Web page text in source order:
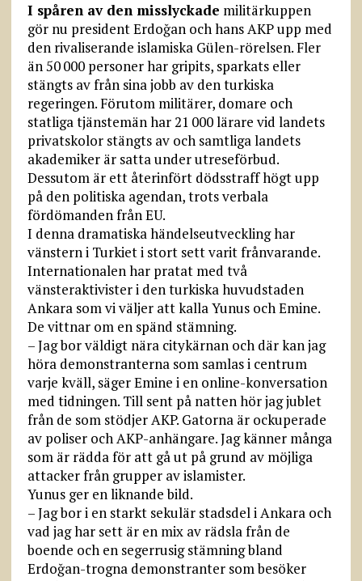
I spåren av den misslyckade militärkuppen
gör nu president Erdoğan och hans AKP upp med
den rivaliserande islamiska Gülen-rörelsen. Fler
än 50 000 personer har gripits, sparkats eller
stängts av från sina jobb av den turkiska
regeringen. Förutom militärer, domare och
statliga tjänstemän har 21 000 lärare vid landets
privatskolor stängts av och samtliga landets
akademiker är satta under utreseförbud.
Dessutom är ett återinfört dödsstraff högt upp
på den politiska agendan, trots verbala
fördömanden från EU.
I denna dramatiska händelseutveckling har
vänstern i Turkiet i stort sett varit frånvarande.
Internationalen har pratat med två
vänsteraktivister i den turkiska huvudstaden
Ankara som vi väljer att kalla Yunus och Emine.
De vittnar om en spänd stämning.
– Jag bor väldigt nära citykärnan och där kan jag
höra demonstranterna som samlas i centrum
varje kväll, säger Emine i en online-konversation
med tidningen. Till sent på natten hör jag jublet
från de som stödjer AKP. Gatorna är ockuperade
av poliser och AKP-anhängare. Jag känner många
som är rädda för att gå ut på grund av möjliga
attacker från grupper av islamister.
Yunus ger en liknande bild.
– Jag bor i en starkt sekulär stadsdel i Ankara och
vad jag har sett är en mix av rädsla från de
boende och en segerrusig stämning bland
Erdoğan-trogna demonstranter som besöker